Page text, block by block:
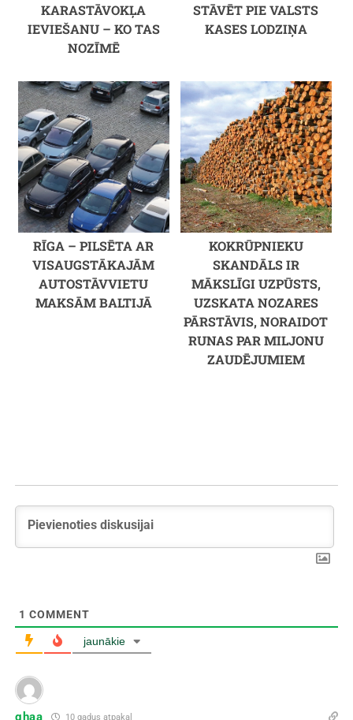
KARASTĀVOKĻA
IEVIEŠANU – KO TAS
NOZĪMĒ
STĀVĒT PIE VALSTS
KASES LODZIŅA
RĪGA – PILSĒTA AR
VISAUGSTĀKAJĀM
AUTOSTĀVVIETU
MAKSĀM BALTIJĀ
KOKRŪPNIEKU
SKANDĀLS IR
MĀKSLĪGI UZPŪSTS,
UZSKATA NOZARES
PĀRSTĀVIS, NORAIDOT
RUNAS PAR MILJONU
ZAUDĒJUMIEM
1 COMMENT
jaunākie
ghaa 10 gadus atpakaļ